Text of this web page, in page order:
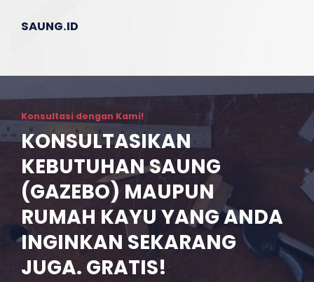
SAUNG.ID
Konsultasi dengan Kami!
KONSULTASIKAN
KEBUTUHAN SAUNG
(GAZEBO) MAUPUN
RUMAH KAYU YANG ANDA
INGINKAN SEKARANG
JUGA. GRATIS!